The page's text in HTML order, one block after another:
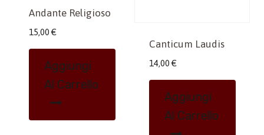
Andante Religioso
15,00 €
Aggiungi
Al Carrello
Canticum Laudis
14,00 €
Aggiungi
Al Carrello